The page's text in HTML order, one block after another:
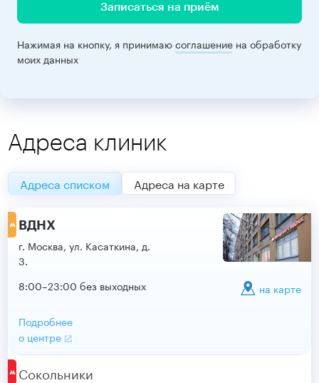
Записаться на приём
Нажимая на кнопку, я принимаюсоглашение на обработку
моих данных
Адреса клиник
Адреса списком Адреса на карте
ВДНХ
г. Москва, ул. Касаткина, д.
3.
на карте
8:00–23:00 без выходных
Подробнее
о центре
Сокольники